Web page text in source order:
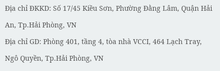
Địa chỉ ĐKKD: Số 17/45 Kiều Sơn, Phường Đằng Lâm, Quận Hải
An, Tp.Hải Phòng, VN
Địa chỉ GD: Phòng 401, tầng 4, tòa nhà VCCI, 464 Lạch Tray,
Ngô Quyền, Tp.Hải Phòng, VN